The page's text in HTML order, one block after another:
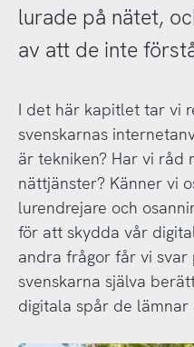
lurade på nätet,
av att de inte
I det här kapitlet tar vi
svenskarnas
är tekniken? Har vi råd
nättjänster? Känner vi
lurendrejare och
för att skydda vår
andra frågor får vi
svenskarna själva
digitala spår de